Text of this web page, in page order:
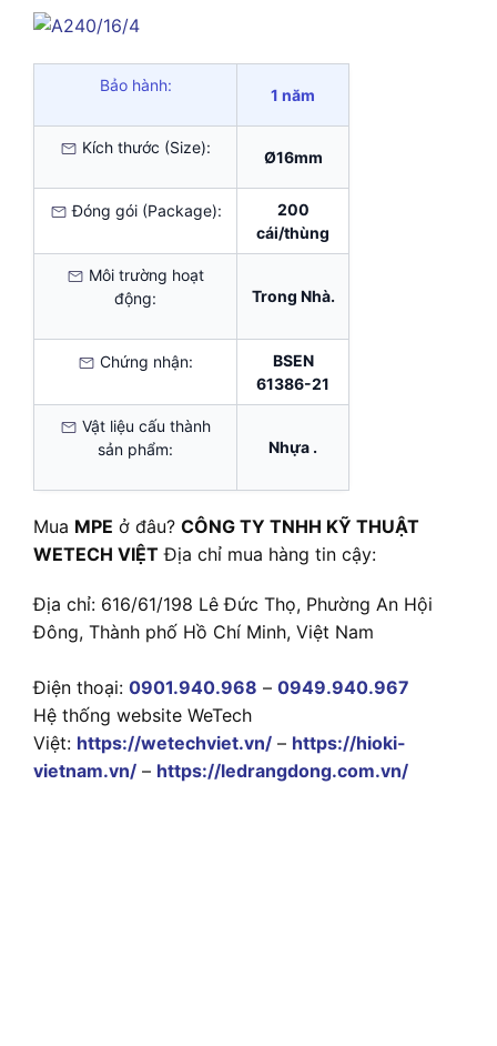
Bảo hành:
1 năm
Kích thước (Size):
Ø16mm
Đóng gói (Package):
200
cái/thùng
Môi trường hoạt
động:
Trong Nhà.
Chứng nhận:
BSEN
61386-21
Vật liệu cấu thành
sản phẩm:
Nhựa .
Mua MPE ở đâu? CÔNG TY TNHH KỸ THUẬT
WETECH VIỆT Địa chỉ mua hàng tin cậy:
Địa chỉ: 616/61/198 Lê Đức Thọ, Phường An Hội
Đông, Thành phố Hồ Chí Minh, Việt Nam
Điện thoại: 0901.940.968 – 0949.940.967
Hệ thống website WeTech
Việt: https://wetechviet.vn/ – https://hioki-
vietnam.vn/ – https://ledrangdong.com.vn/